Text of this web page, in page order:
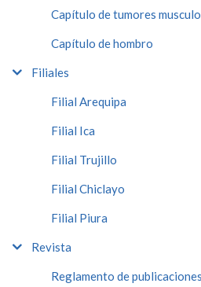
Capítulo de tumores
Capítulo de hombro
Filiales
Filial Arequipa
Filial Ica
Filial Trujillo
Filial Chiclayo
Filial Piura
Revista
Reglamento de publicaciones